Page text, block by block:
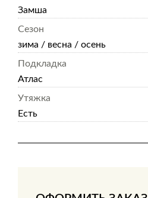
Замша
Сезон
зима / весна / осень
Подкладка
Атлас
Утяжка
Есть